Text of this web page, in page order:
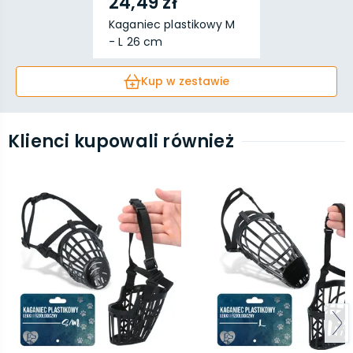
Kaganiec plastikowy M
- L 26 cm
Kup w zestawie
Klienci kupowali również